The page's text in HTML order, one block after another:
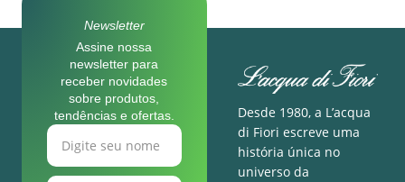
Newsletter
Assine nossa
newsletter para
receber novidades
sobre produtos,
tendências e ofertas.
Desde 1980, a L’acqua
di Fiori escreve uma
história única no
universo da